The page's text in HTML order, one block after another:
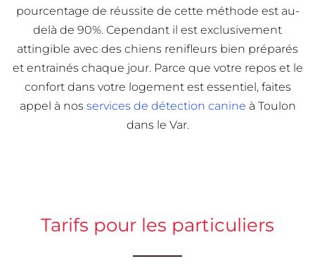
pourcentage de réussite de cette méthode est au-
delà de 90%. Cependant il est exclusivement
attingible avec des chiens renifleurs bien préparés
et entrainés chaque jour. Parce que votre repos et le
confort dans votre logement est essentiel, faites
appel à nos services de détection canine à Toulon
dans le Var.
Tarifs pour les particuliers